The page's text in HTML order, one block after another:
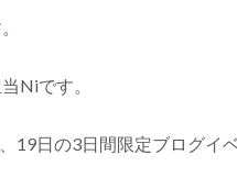
Niです。
19日の3日間限定ブログイ